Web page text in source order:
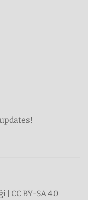
| CC BY-SA 4.0